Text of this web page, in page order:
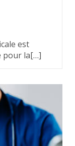
est
pour la[…]